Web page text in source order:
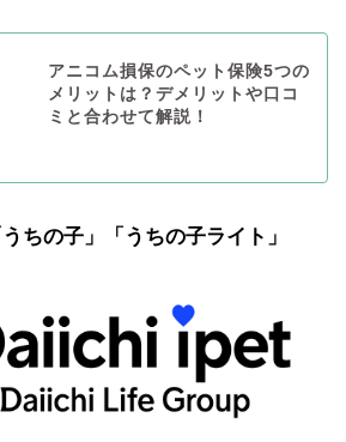
アニコム損保のペット保険5つの
メリットは？デメリットや口コ
ミと合わせて解説！
ちの子」「うちの子ライト」